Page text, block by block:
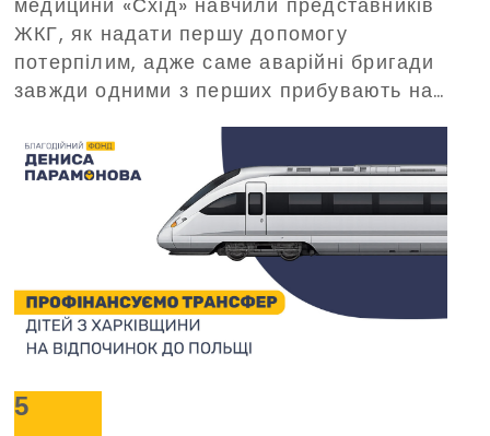
організований Благодійним
фондом Дениса Парамонова
ЖКГ, як надати першу допомогу
потерпілим, адже саме аварійні бригади
завжди одними з перших прибувають на
5